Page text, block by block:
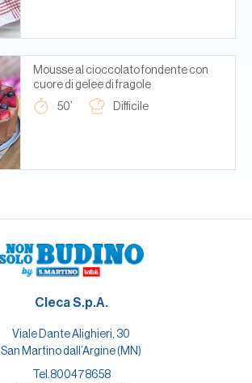
Mousse al cioccolato fondente con
cuore di gelee di fragole
50’
Difficile
Cleca S.p.A.
Viale Dante Alighieri, 30
San Martino dall’Argine (MN)
Tel. 800478658